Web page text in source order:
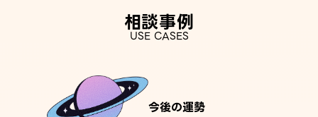
相談事例
USE CASES
今後の運勢